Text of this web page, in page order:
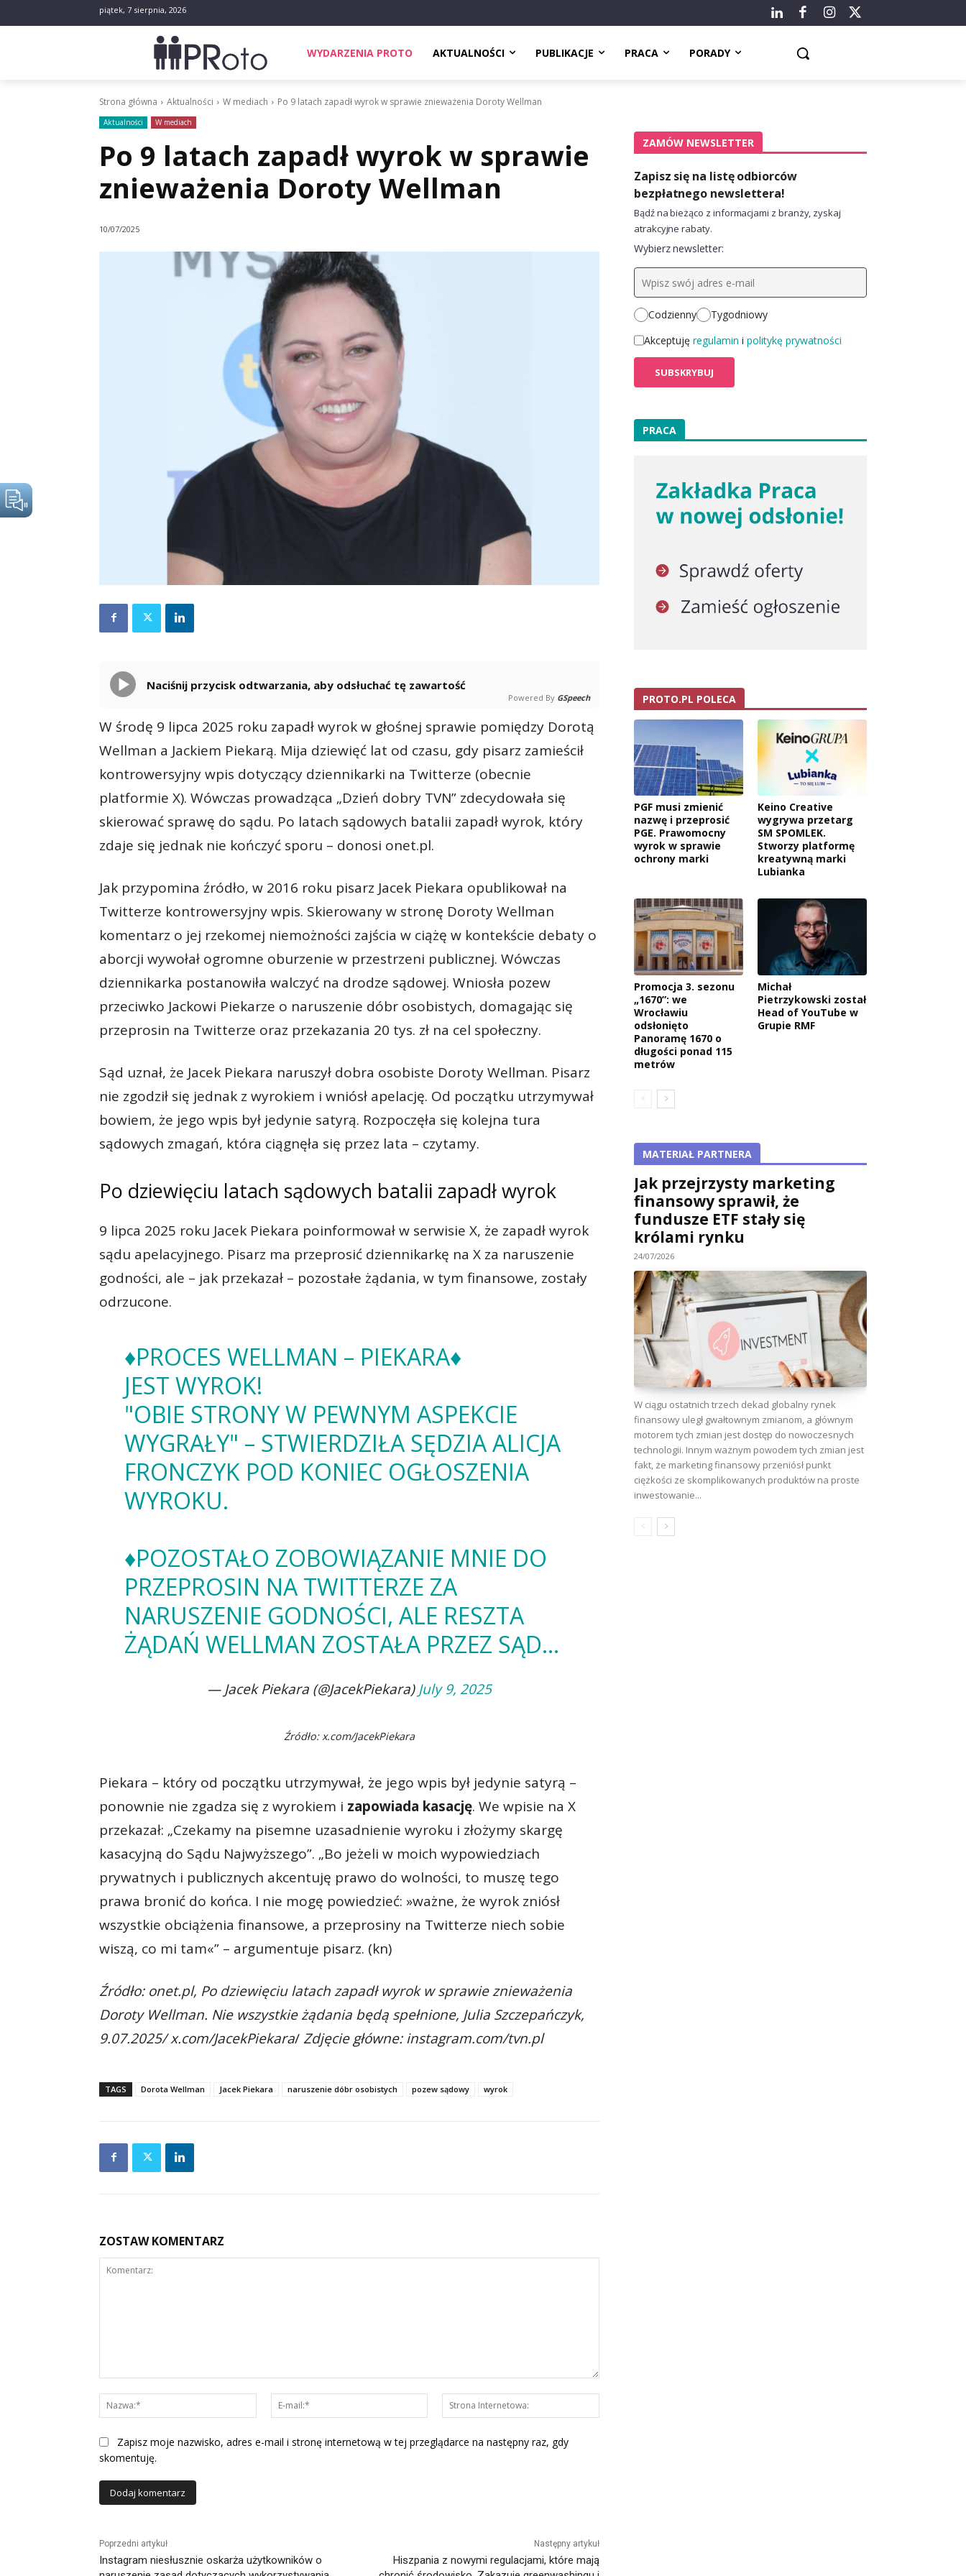
piątek, 7 sierpnia, 2026
WYDARZENIA PROTO AKTUALNOŚCI PUBLIKACJE PRACA PORADY
Strona główna Aktualności W mediach Po 9 latach zapadł wyrok w sprawie znieważenia Doroty Wellman
Aktualności W mediach
Po 9 latach zapadł wyrok w sprawie
znieważenia Doroty Wellman
10/07/2025
Naciśnij przycisk odtwarzania, aby odsłuchać tę zawartość
Powered By GSpeech
W środę 9 lipca 2025 roku zapadł wyrok w głośnej sprawie pomiędzy Dorotą
Wellman a Jackiem Piekarą. Mija dziewięć lat od czasu, gdy pisarz zamieścił
kontrowersyjny wpis dotyczący dziennikarki na Twitterze (obecnie
platformie X). Wówczas prowadząca „Dzień dobry TVN” zdecydowała się
skierować sprawę do sądu. Po latach sądowych batalii zapadł wyrok, który
zdaje się jednak nie kończyć sporu – donosi onet.pl.
Jak przypomina źródło, w 2016 roku pisarz Jacek Piekara opublikował na
Twitterze kontrowersyjny wpis. Skierowany w stronę Doroty Wellman
komentarz o jej rzekomej niemożności zajścia w ciążę w kontekście debaty o
aborcji wywołał ogromne oburzenie w przestrzeni publicznej. Wówczas
dziennikarka postanowiła walczyć na drodze sądowej. Wniosła pozew
przeciwko Jackowi Piekarze o naruszenie dóbr osobistych, domagając się
przeprosin na Twitterze oraz przekazania 20 tys. zł na cel społeczny.
Sąd uznał, że Jacek Piekara naruszył dobra osobiste Doroty Wellman. Pisarz
nie zgodził się jednak z wyrokiem i wniósł apelację. Od początku utrzymywał
bowiem, że jego wpis był jedynie satyrą. Rozpoczęła się kolejna tura
sądowych zmagań, która ciągnęła się przez lata – czytamy.
Po dziewięciu latach sądowych batalii zapadł wyrok
9 lipca 2025 roku Jacek Piekara poinformował w serwisie X, że zapadł wyrok
sądu apelacyjnego. Pisarz ma przeprosić dziennikarkę na X za naruszenie
godności, ale – jak przekazał – pozostałe żądania, w tym finansowe, zostały
odrzucone.
♦️PROCES WELLMAN – PIEKARA♦️
JEST WYROK!
"OBIE STRONY W PEWNYM ASPEKCIE
WYGRAŁY" – STWIERDZIŁA SĘDZIA ALICJA
FRONCZYK POD KONIEC OGŁOSZENIA
WYROKU.
♦️POZOSTAŁO ZOBOWIĄZANIE MNIE DO
PRZEPROSIN NA TWITTERZE ZA
NARUSZENIE GODNOŚCI, ALE RESZTA
ŻĄDAŃ WELLMAN ZOSTAŁA PRZEZ SĄD…
— Jacek Piekara (@JacekPiekara)July 9, 2025
Źródło: x.com/JacekPiekara
Piekara – który od początku utrzymywał, że jego wpis był jedynie satyrą –
ponownie nie zgadza się z wyrokiem i zapowiada kasację. We wpisie na X
przekazał: „Czekamy na pisemne uzasadnienie wyroku i złożymy skargę
kasacyjną do Sądu Najwyższego”. „Bo jeżeli w moich wypowiedziach
prywatnych i publicznych akcentuję prawo do wolności, to muszę tego
prawa bronić do końca. I nie mogę powiedzieć: »ważne, że wyrok zniósł
wszystkie obciążenia finansowe, a przeprosiny na Twitterze niech sobie
wiszą, co mi tam«” – argumentuje pisarz. (kn)
Źródło: onet.pl, Po dziewięciu latach zapadł wyrok w sprawie znieważenia
Doroty Wellman. Nie wszystkie żądania będą spełnione, Julia Szczepańczyk,
9.07.2025/ x.com/JacekPiekara/Zdjęcie główne: instagram.com/tvn.pl
TAGS Dorota Wellman Jacek Piekara naruszenie dóbr osobistych pozew sądowy wyrok
ZOSTAW KOMENTARZ
Nazwa:*
mail:*
Internetowa:
Zapisz moje nazwisko, adres e-mail i stronę internetową w tej przeglądarce na następny raz, gdy
skomentuję.
Poprzedni artykuł
Instagram niesłusznie oskarża użytkowników o
Następny artykuł
Hiszpania z nowymi regulacjami, które mają
ZAMÓW NEWSLETTER
Zapisz się na listę odbiorców
bezpłatnego newslettera!
Bądź na bieżąco z informacjami z branży, zyskaj
atrakcyjne rabaty.
Wybierz newsletter:
Codzienny
Tygodniowy
Akceptuję regulamin i politykę prywatności
PRACA
PROTO.PL POLECA
PGF musi zmienić
nazwę i przeprosić
PGE. Prawomocny
wyrok w sprawie
ochrony marki
Keino Creative
wygrywa przetarg
SM SPOMLEK.
Stworzy platformę
kreatywną marki
Lubianka
Promocja 3. sezonu
„1670”: we
Wrocławiu
odsłonięto
Panoramę 1670 o
długości ponad 115
metrów
Michał
Pietrzykowski został
Head of YouTube w
Grupie RMF
MATERIAŁ PARTNERA
Jak przejrzysty marketing
finansowy sprawił, że
fundusze ETF stały się
królami rynku
24/07/2026
W ciągu ostatnich trzech dekad globalny rynek
finansowy uległ gwałtownym zmianom, a głównym
motorem tych zmian jest dostęp do nowoczesnych
technologii. Innym ważnym powodem tych zmian jest
fakt, że marketing finansowy przeniósł punkt
ciężkości ze skomplikowanych produktów na proste
inwestowanie...